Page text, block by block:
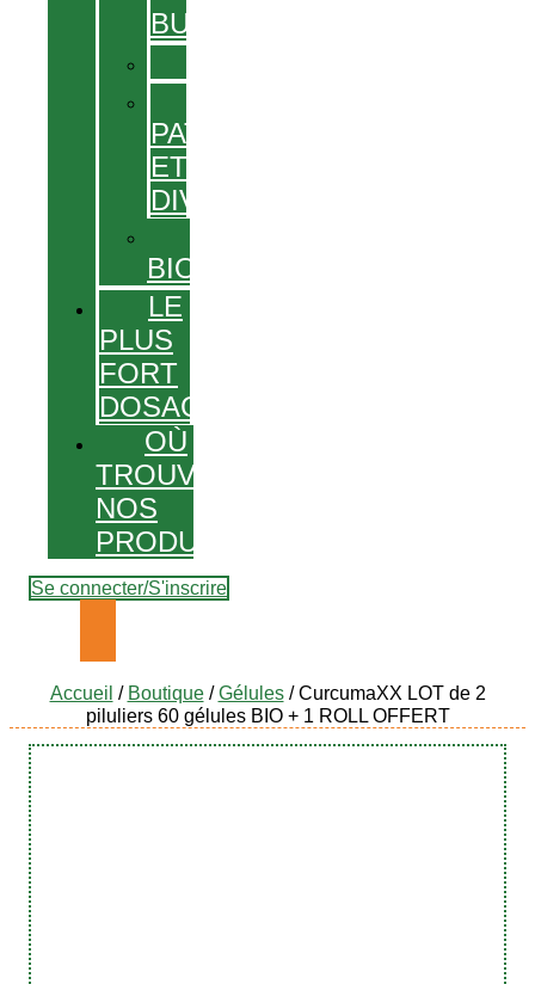
BUVABLES
PATCHS
ET
DIVERS
BIO
LE
PLUS
FORT
DOSAGE
OÙ
TROUVER
NOS
PRODUITS
Se connecter/S'inscrire
Accueil / Boutique/Gélules/ CurcumaXX LOT de 2
piluliers 60 gélules BIO + 1 ROLL OFFERT